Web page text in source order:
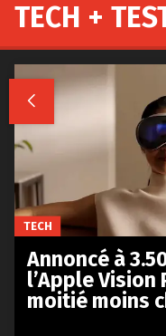
TECH +

TECH
Annoncé à
l’Apple
moitié moins